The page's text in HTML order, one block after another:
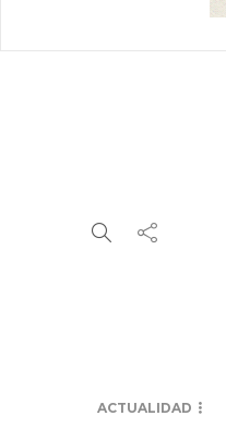
ACTUALIDAD